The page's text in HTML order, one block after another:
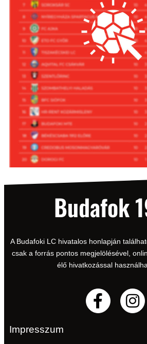
Budafok
A Budafoki LC hivatalos honlapján
csak a forrás pontos megjelölésével,
élő hivatkozással
Impresszum